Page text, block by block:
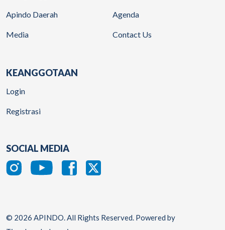
Apindo Daerah
Media
Agenda
Contact Us
KEANGGOTAAN
Login
Registrasi
SOCIAL MEDIA
© 2026 APINDO. All Rights Reserved. Powered by